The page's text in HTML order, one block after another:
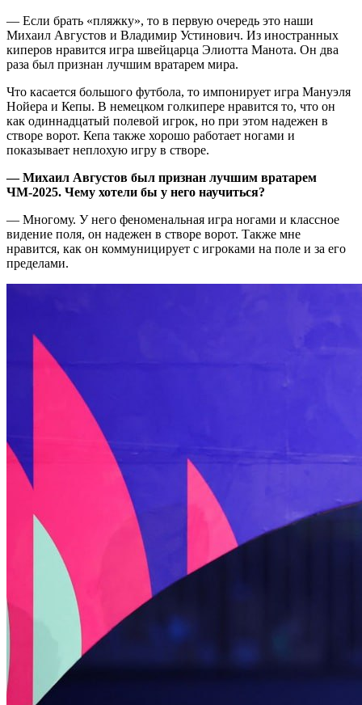
— Если брать «пляжку», то в первую очередь это наши
Михаил Августов и Владимир Устинович. Из иностранных
киперов нравится игра швейцарца Элиотта Манота. Он два
раза был признан лучшим вратарем мира.
Что касается большого футбола, то импонирует игра Мануэля
Нойера и Кепы. В немецком голкипере нравится то, что он
как одиннадцатый полевой игрок, но при этом надежен в
створе ворот. Кепа также хорошо работает ногами и
показывает неплохую игру в створе.
— Михаил Августов был признан лучшим вратарем
ЧМ-2025. Чему хотели бы у него научиться?
— Многому. У него феноменальная игра ногами и классное
видение поля, он надежен в створе ворот. Также мне
нравится, как он коммуницирует с игроками на поле и за его
пределами.